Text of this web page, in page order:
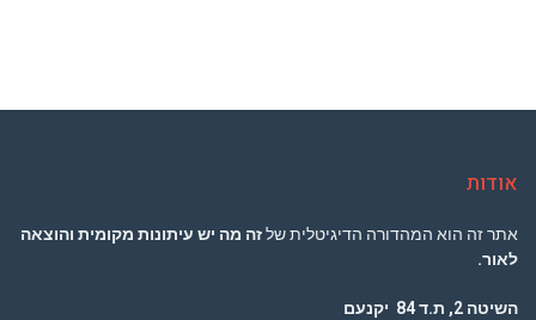
אודות
אתר זה הוא המהדורה הדיגיטלית שלזה מה יש עיתונות מקומית והוצאה
לאור.
השיטה 2, ת.ד 84 יקנעם